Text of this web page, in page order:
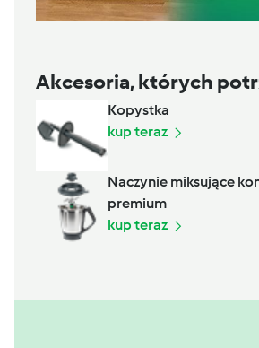
Akcesoria, których
Kopystka
kup teraz
Naczynie miksujące
premium
kup teraz